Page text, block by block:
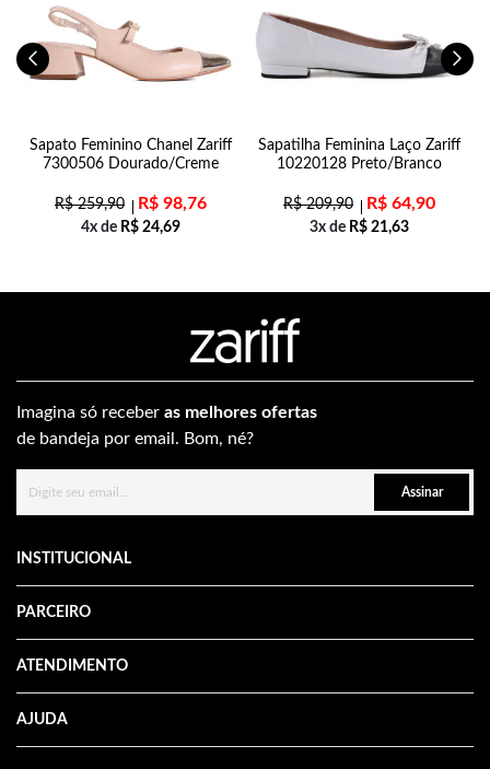
Sapato Feminino Chanel Zariff
7300506 Dourado/Creme
R$259,90 R$ 98,76
4x de R$ 24,69
Sapatilha Feminina Laço Zariff
10220128 Preto/Branco
R$209,90 R$ 64,90
3x de R$ 21,63
Imagina só receber as melhores ofertas
de bandeja por email. Bom, né?
Assinar
INSTITUCIONAL
PARCEIRO
ATENDIMENTO
AJUDA